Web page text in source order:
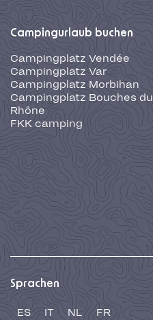
Campingurlaub buchen
Campingplatz Vendée
Campingplatz Var
Campingplatz Morbihan
Campingplatz Bouches du
Rhône
FKK camping
Sprachen
ES IT NL
FR